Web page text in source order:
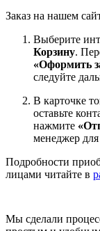
Заказ на нашем
Выберите
Корзину.
«Оформить
следуйте
В карточке
оставьте
нажмите
менеджер для
Подробности
лицами читайте в
Мы сделали